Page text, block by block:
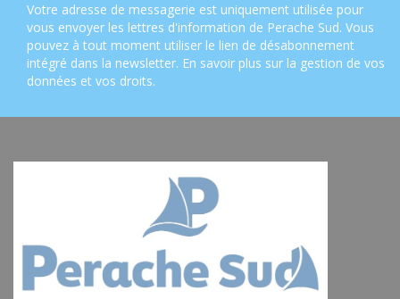
Votre adresse de messagerie est uniquement utilisée pour
vous envoyer les lettres d'information de Perache Sud. Vous
pouvez à tout moment utiliser le lien de désabonnement
intégré dans la newsletter. En savoir plus sur la gestion de vos
données et vos droits.